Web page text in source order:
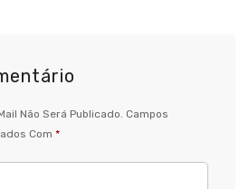
Não Será Publicado. Campos
Com *